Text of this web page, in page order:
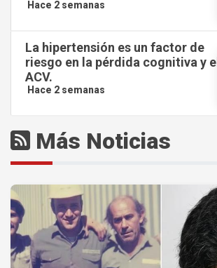
Hace 2 semanas
La hipertensión es un factor de
riesgo en la pérdida cognitiva y el
ACV.
Hace 2 semanas
Más Noticias